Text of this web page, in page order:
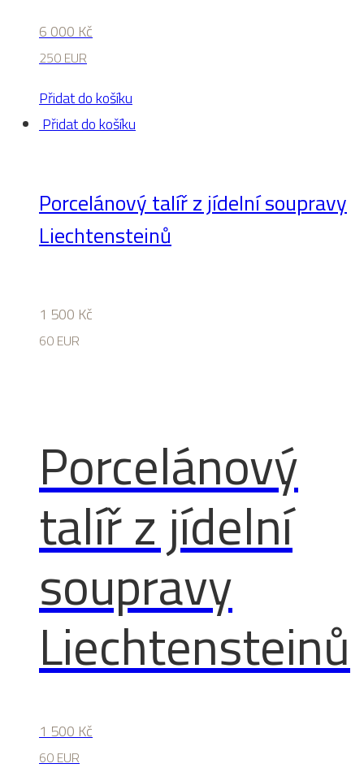
6 000Kč
250 EUR
Přidat do košíku
Přidat do košíku
Porcelánový talíř z jídelní soupravy
Liechtensteinů
1 500 Kč
60 EUR
Porcelánový
talíř z jídelní
soupravy
Liechtensteinů
1 500 Kč
60 EUR